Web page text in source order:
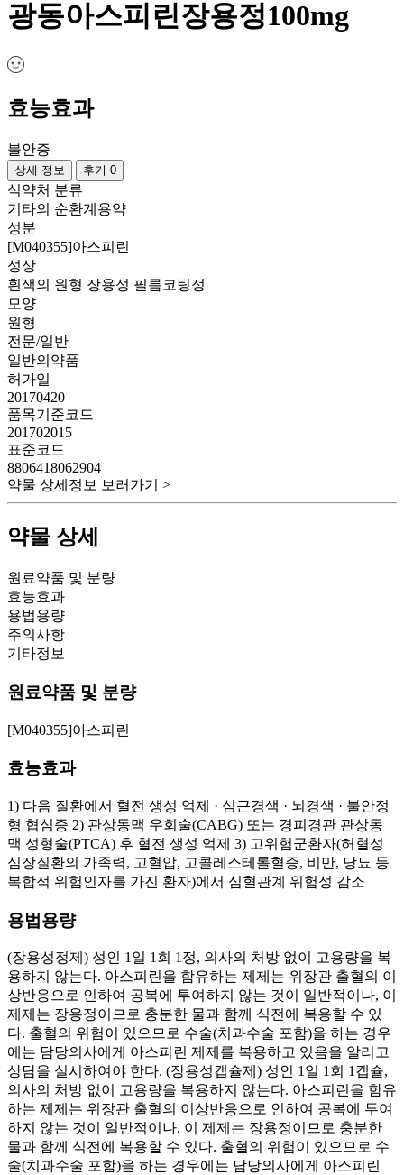
광동아스피린장용정100mg
효능효과
불안증
상세 정보 후기 0
식약처 분류
기타의 순환계용약
성분
[M040355]아스피린
성상
흰색의 원형 장용성 필름코팅정
모양
원형
전문/일반
일반의약품
허가일
20170420
품목기준코드
201702015
표준코드
8806418062904
약물 상세정보 보러가기 >
약물 상세
원료약품 및 분량
효능효과
용법용량
주의사항
기타정보
원료약품 및 분량
[M040355]아스피린
효능효과
1) 다음 질환에서 혈전 생성 억제 · 심근경색 · 뇌경색 · 불안정
형 협심증 2) 관상동맥 우회술(CABG) 또는 경피경관 관상동
맥 성형술(PTCA) 후 혈전 생성 억제 3) 고위험군환자(허혈성
심장질환의 가족력, 고혈압, 고콜레스테롤혈증, 비만, 당뇨 등
복합적 위험인자를 가진 환자)에서 심혈관계 위험성 감소
용법용량
(장용성정제) 성인 1일 1회 1정, 의사의 처방 없이 고용량을 복
용하지 않는다. 아스피린을 함유하는 제제는 위장관 출혈의 이
상반응으로 인하여 공복에 투여하지 않는 것이 일반적이나, 이
제제는 장용정이므로 충분한 물과 함께 식전에 복용할 수 있
다. 출혈의 위험이 있으므로 수술(치과수술 포함)을 하는 경우
에는 담당의사에게 아스피린 제제를 복용하고 있음을 알리고
상담을 실시하여야 한다. (장용성캡슐제) 성인 1일 1회 1캡슐,
의사의 처방 없이 고용량을 복용하지 않는다. 아스피린을 함유
하는 제제는 위장관 출혈의 이상반응으로 인하여 공복에 투여
하지 않는 것이 일반적이나, 이 제제는 장용정이므로 충분한
물과 함께 식전에 복용할 수 있다. 출혈의 위험이 있으므로 수
술(치과수술 포함)을 하는 경우에는 담당의사에게 아스피린